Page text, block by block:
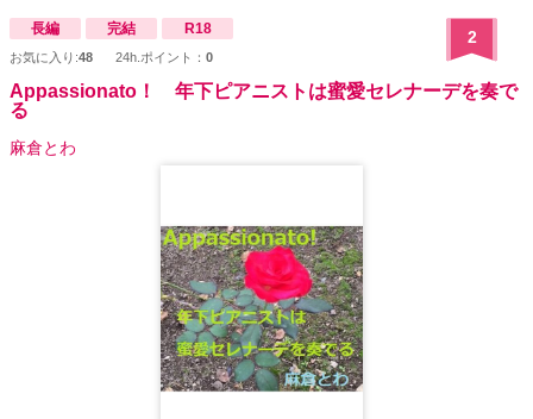
長編 完結 R18
お気に入り:48 24h.ポイント： 0
2
Appassionato！ 年下ピアニストは蜜愛セレナーデを奏で
る
麻倉とわ